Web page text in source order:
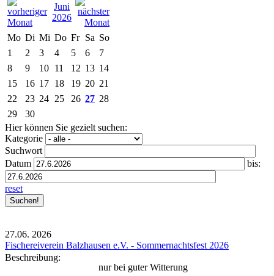
Juni
2026
Mo Di Mi Do Fr Sa So
1
2 3 4 5 6
7
8
9 10 11 12 13 14
15
16 17 18 19 20 21
22
23 24 25 26 27 28
29
30
Hier können Sie gezielt suchen:
Kategorie
Suchwort
Datum
bis:
reset
27.06. 2026
Fischereiverein Balzhausen e.V. - Sommernachtsfest 2026
Beschreibung:
nur bei guter Witterung